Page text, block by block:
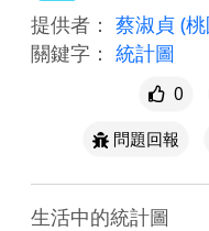
提供者： 蔡淑貞 (
關鍵字： 統計圖
0
問題回報
生活中的統計圖